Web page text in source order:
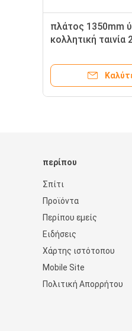
πλάτος 1350mm
κολλητική ταινία
χαρτοκιβωτίων
περίπου
Σπίτι
Προϊόντα
Περίπου εμείς
Ειδήσεις
Χάρτης ιστότοπου
Mobile Site
Πολιτική Απορρήτου